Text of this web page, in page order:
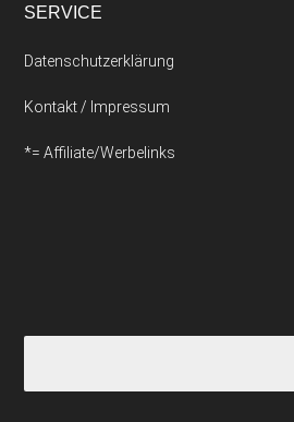
SERVICE
Datenschutzerklärung
Kontakt / Impressum
*= Affiliate/Werbelinks